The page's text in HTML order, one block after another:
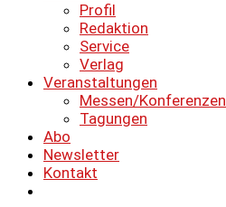
Profil
Redaktion
Service
Verlag
Veranstaltungen
Messen/Konferenzen
Tagungen
Abo
Newsletter
Kontakt